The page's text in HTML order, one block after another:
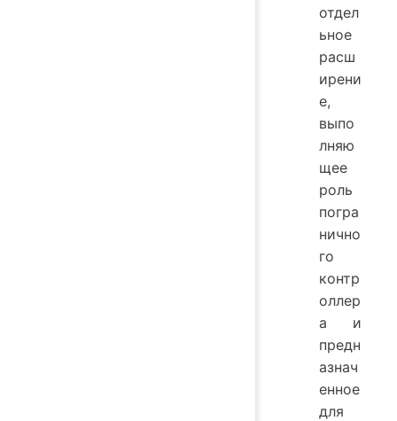
отдел
ьное
расш
ирени
е,
выпо
лняю
щее
роль
погра
нично
го
контр
оллер
а и
предн
азнач
енное
для